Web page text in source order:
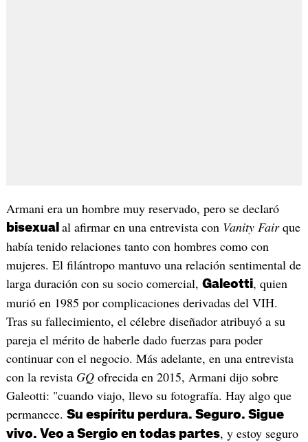
Armani era un hombre muy reservado, pero se declaró
bisexual al afirmar en una entrevista con Vanity Fairque
había tenido relaciones tanto con hombres como con
mujeres. El filántropo mantuvo una relación sentimental de
larga duración con su socio comercial, Galeotti, quien
murió en 1985 por complicaciones derivadas del VIH.
Tras su fallecimiento, el célebre diseñador atribuyó a su
pareja el mérito de haberle dado fuerzas para poder
continuar con el negocio. Más adelante, en una entrevista
con la revista GQ ofrecida en 2015, Armani dijo sobre
Galeotti: "cuando viajo, llevo su fotografía. Hay algo que
permanece. Su espíritu perdura. Seguro. Sigue
vivo. Veo a Sergio en todas partes, y estoy seguro